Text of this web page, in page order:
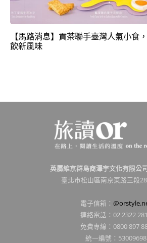
【馬路消息】貢茶聯手臺灣人氣小食
飲新風味
英屬維京群島商澤宇文化有限公
臺北市松山區南京東路三段
電子信箱：
連絡電話：02 2322
免費專線：0800 897
統一編號：53009698